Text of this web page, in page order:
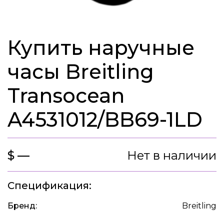
Купить наручные
часы Breitling
Transocean
A4531012/BB69-1LD
$ — Нет в наличии
Спецификация:
Бренд:
Breitling